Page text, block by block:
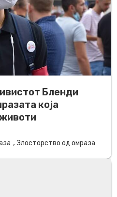
Бленди
која
,Злосторство од омраза